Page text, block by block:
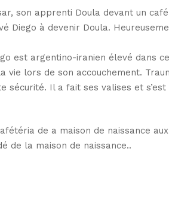
son apprenti Doula devant un
Diego à devenir Doula.
est argentino-iranien élevé dans
vie lors de son accouchement.
Il a fait ses valises et
de a maison de naissance
de la maison de naissance..